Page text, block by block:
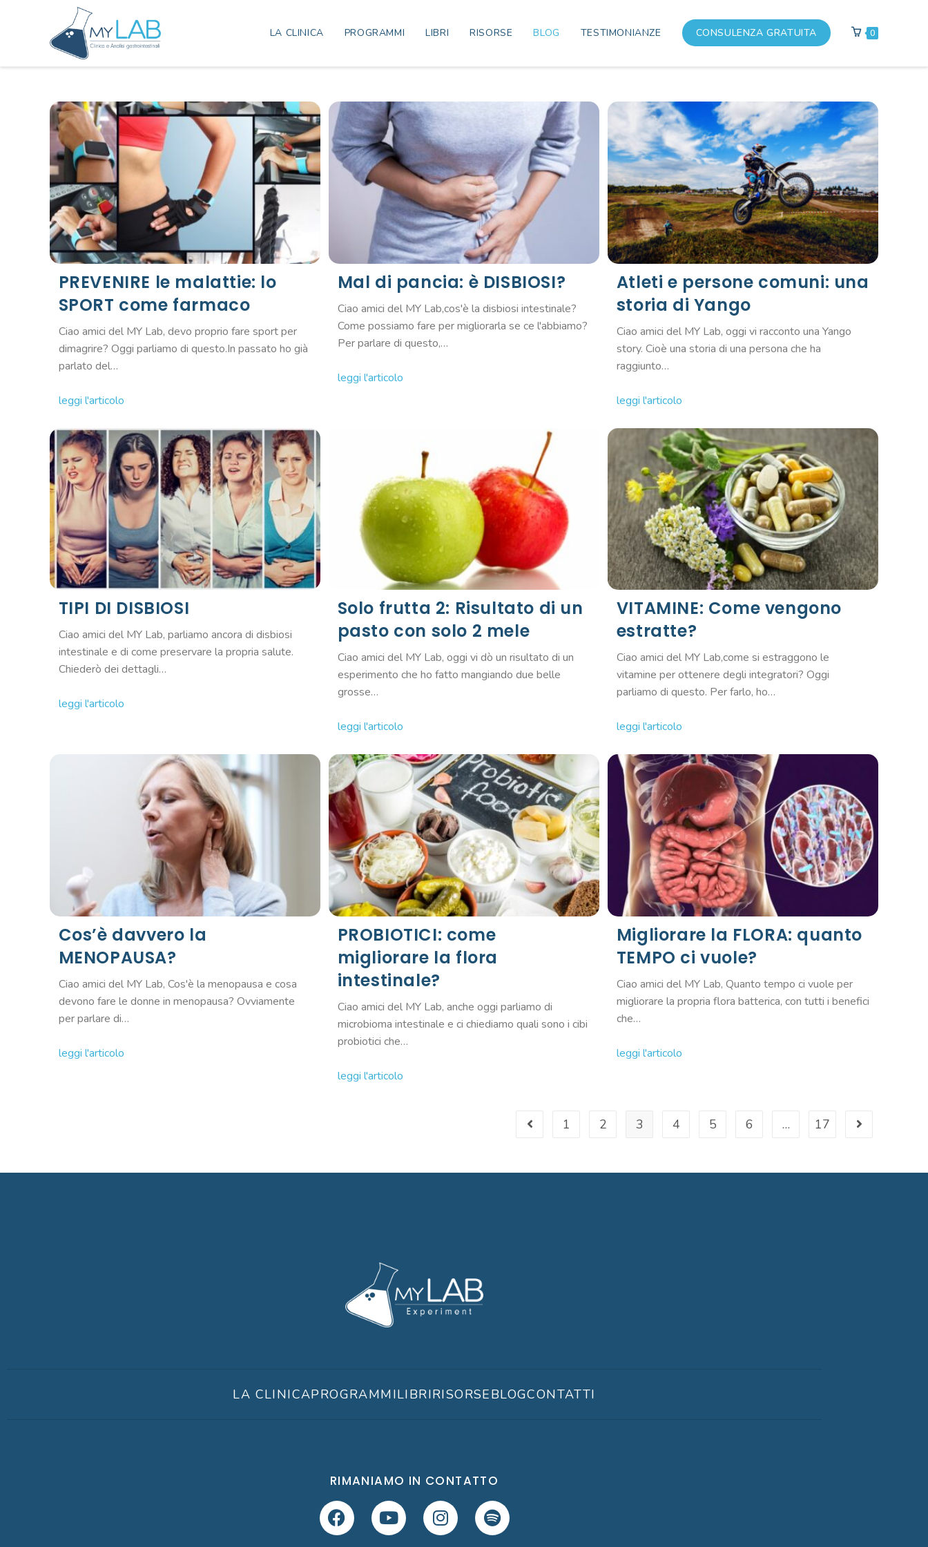
LA CLINICA PROGRAMMI LIBRI RISORSE BLOG TESTIMONIANZE CONSULENZA GRATUITA 0
PREVENIRE le malattie: lo
SPORT come farmaco
Ciao amici del MY Lab, devo proprio fare sport per
dimagrire? Oggi parliamo di questo.In passato ho già
parlato del…
leggi l'articolo
Mal di pancia: è DISBIOSI?
Ciao amici del MY Lab,cos'è la disbiosi intestinale?
Come possiamo fare per migliorarla se ce l'abbiamo?
Per parlare di questo,…
leggi l'articolo
Atleti e persone comuni: una
storia di Yango
Ciao amici del MY Lab, oggi vi racconto una Yango
story. Cioè una storia di una persona che ha
raggiunto…
leggi l'articolo
TIPI DI DISBIOSI
Ciao amici del MY Lab, parliamo ancora di disbiosi
intestinale e di come preservare la propria salute.
Chiederò dei dettagli…
leggi l'articolo
Solo frutta 2: Risultato di un
pasto con solo 2 mele
Ciao amici del MY Lab, oggi vi dò un risultato di un
esperimento che ho fatto mangiando due belle
grosse…
leggi l'articolo
VITAMINE: Come vengono
estratte?
Ciao amici del MY Lab,come si estraggono le
vitamine per ottenere degli integratori? Oggi
parliamo di questo. Per farlo, ho…
leggi l'articolo
Cos’è davvero la
MENOPAUSA?
Ciao amici del MY Lab, Cos'è la menopausa e cosa
devono fare le donne in menopausa? Ovviamente
per parlare di…
leggi l'articolo
PROBIOTICI: come
migliorare la flora
intestinale?
Ciao amici del MY Lab, anche oggi parliamo di
microbioma intestinale e ci chiediamo quali sono i cibi
probiotici che…
leggi l'articolo
Migliorare la FLORA: quanto
TEMPO ci vuole?
Ciao amici del MY Lab, Quanto tempo ci vuole per
migliorare la propria flora batterica, con tutti i benefici
che…
leggi l'articolo
1 2 3 4 5 6 … 17
LA CLINICAPROGRAMMILIBRIRISORSEBLOGCONTATTI
RIMANIAMO IN CONTATTO